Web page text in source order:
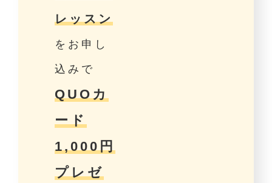
レッスン
をお申し
込みで
QUOカ
ード
1,000円
プレゼ